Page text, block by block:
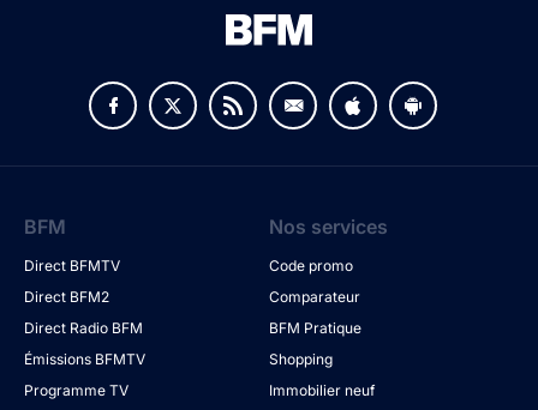
BFM
Direct BFMTV
Direct BFM2
Direct Radio BFM
Émissions BFMTV
Programme TV
Nos services
Code promo
Comparateur
BFM Pratique
Shopping
Immobilier neuf